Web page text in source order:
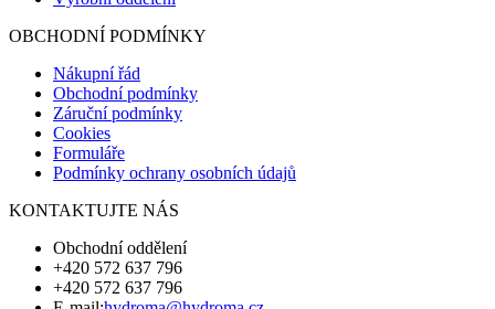
OBCHODNÍ PODMÍNKY
Nákupní řád
Obchodní podmínky
Záruční podmínky
Cookies
Formuláře
Podmínky ochrany osobních údajů
KONTAKTUJTE NÁS
Obchodní oddělení
+420 572 637 796
+420 572 637 796